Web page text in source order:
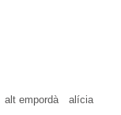
alt empordà
alícia